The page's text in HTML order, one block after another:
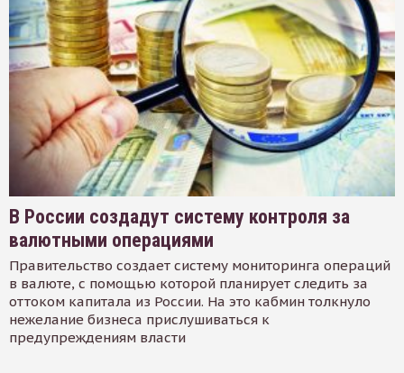
В России создадут систему контроля за
валютными операциями
Правительство создает систему мониторинга операций
в валюте, с помощью которой планирует следить за
оттоком капитала из России. На это кабмин толкнуло
нежелание бизнеса прислушиваться к
предупреждениям власти